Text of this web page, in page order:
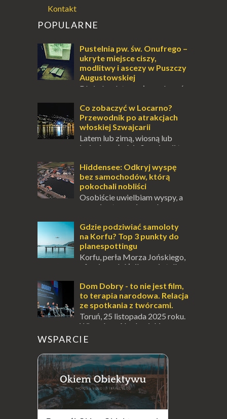
Kontakt
POPULARNE
Pustelnia pw. św. Onufrego –
ukryte miejsce ciszy,
modlitwy i ascezy w Puszczy
Augustowskiej
Dla jednych to może wydawać
przetrwania lub romantycznym życiem. Dla
innych to nieustanne przebywanie z B...
Co zobaczyć w Locarno?
Przewodnik po atrakcjach
włoskiej Szwajcarii
Latem lub zimą, wiosną lub
jesienią, południe Szwajcarii to
odwiedzić. Moja zimowa podróż do
Locarno gwara...
Hiddensee: Odkryj wyspę
bez samochodów, którą
pokochali nobliści
Osobiście uwielbiam wyspy, a
uczucie otoczenia wodą
pośrodku Bałtyku? To zawsze brzmi jak
doskonał...
Gdzie podziwiać samoloty
na Korfu? Top 3 punkty do
planespottingu
Korfu, perła Morza Jońskiego,
oferuje podróżnikom nie tylko
wioski, ale także coś wyjątkowego –
prawd...
Dom Dobry - to nie jest film,
to terapia narodowa. Relacja
ze spotkania z twórcami.
Toruń, 25 listopada 2025 roku.
Wieczór w Akademickim
Centrum Kultury i Sztuki " Od Nowa ", który
na długo zostanie w mojej pamięci...
WSPARCIE